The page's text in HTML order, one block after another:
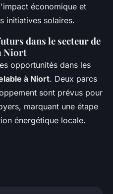
économique et
initiatives solaires.
dans le secteur de
Niort
opportunités dans les
à Niort. Deux parcs
sont prévus pour
marquant une étape
énergétique locale.